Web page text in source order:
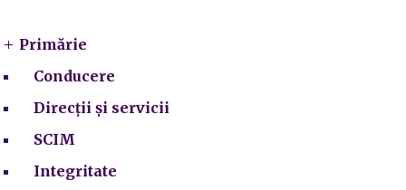
Primărie
Conducere
Direcții și servicii
SCIM
Integritate